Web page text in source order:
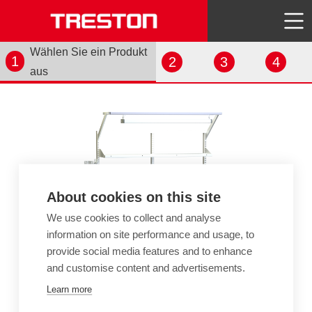
1
Wählen Sie ein Produkt
aus
2 3 4
About cookies on this site
We use cookies to collect and analyse
information on site performance and usage, to
provide social media features and to enhance
and customise content and advertisements.
Learn more